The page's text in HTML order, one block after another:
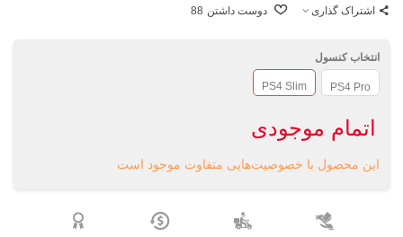
اشتراک گذاری دوست داشتن 88
انتخاب کنسول
PS4 Pro
PS4 Slim
اتمام موجودی
این محصول با خصوصیت‌هایی متفاوت موجود است